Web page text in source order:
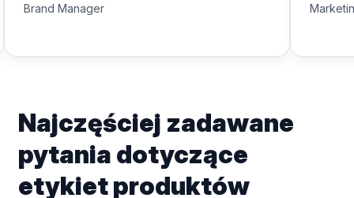
Brand Manager
Najczęściej zadawane
pytania dotyczące
etykiet produktów